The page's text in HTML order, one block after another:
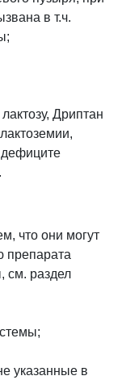
в т.ч.
Дриптан
дефиците
что они могут
препарата
см. раздел
указанные в